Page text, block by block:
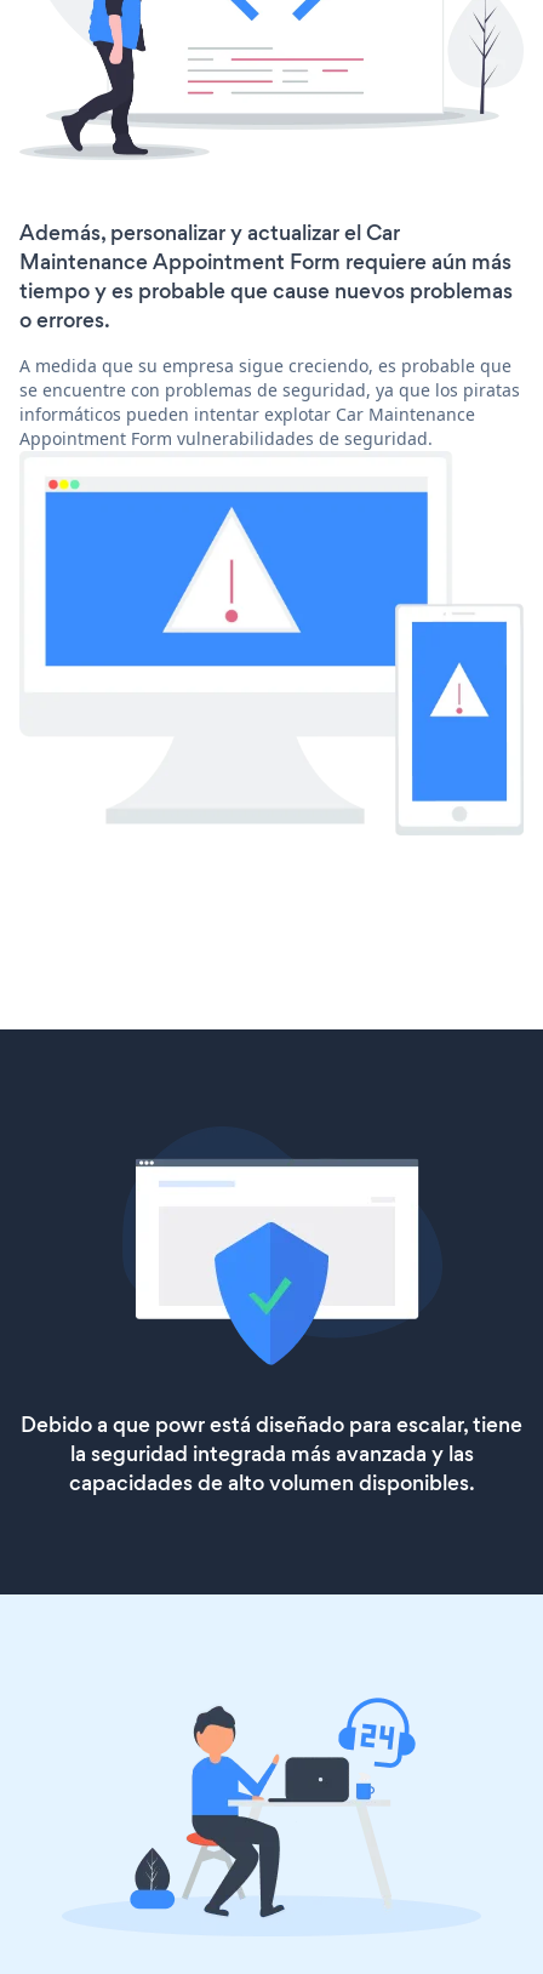
Además, personalizar y actualizar el Car
Maintenance Appointment Form requiere aún más
tiempo y es probable que cause nuevos problemas
o errores.
A medida que su empresa sigue creciendo, es probable que
se encuentre con problemas de seguridad, ya que los piratas
informáticos pueden intentar explotar Car Maintenance
Appointment Form vulnerabilidades de seguridad.
Debido a que powr está diseñado para escalar, tiene
la seguridad integrada más avanzada y las
capacidades de alto volumen disponibles.